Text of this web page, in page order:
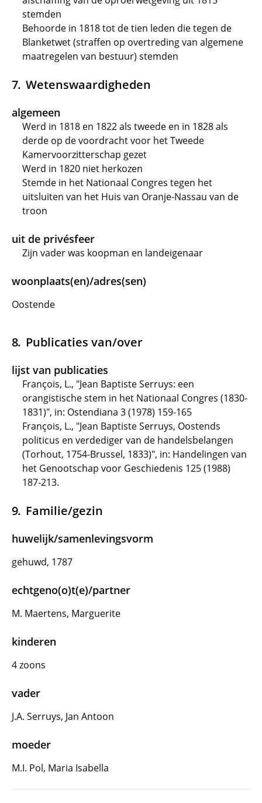
stemden
Behoorde in 1818 tot de tien leden die tegen de
Blanketwet (straffen op overtreding van algemene
maatregelen van bestuur) stemden
Wetenswaardigheden
algemeen
Werd in 1818 en 1822 als tweede en in 1828 als
derde op de voordracht voor het Tweede
Kamervoorzitterschap gezet
Werd in 1820 niet herkozen
Stemde in het Nationaal Congres tegen het
uitsluiten van het Huis van Oranje-Nassau van de
troon
uit de privésfeer
Zijn vader was koopman en landeigenaar
woonplaats(en)/adres(sen)
Oostende
Publicaties van/over
lijst van publicaties
François, L., "Jean Baptiste Serruys: een
orangistische stem in het Nationaal Congres (1830-
1831)", in: Ostendiana 3 (1978) 159-165
François, L., "Jean Baptiste Serruys, Oostends
politicus en verdediger van de handelsbelangen
(Torhout, 1754-Brussel, 1833)", in: Handelingen van
het Genootschap voor Geschiedenis 125 (1988)
187-213.
Familie/gezin
huwelijk/samenlevingsvorm
gehuwd, 1787
echtgeno(o)t(e)/partner
M. Maertens, Marguerite
kinderen
4 zoons
vader
J.A. Serruys, Jan Antoon
moeder
M.I. Pol, Maria Isabella